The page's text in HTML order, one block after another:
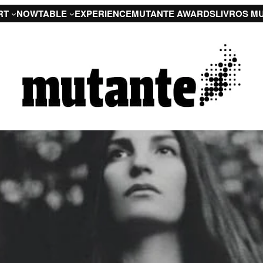
NOWTABLE EXPERIENCEMUTANTE AWARDSLIVROS